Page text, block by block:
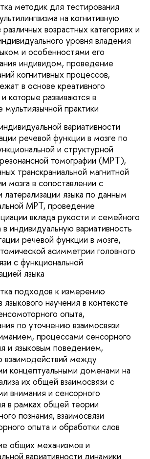
методик для тестирования
на когнитивную
возрастных категориях и
уровня владения
и особенностями его
индивидом, проведение
когнитивных процессов,
в основе креативного
которые развиваются в
мультиязычной практики
вариативности
речевой функции в мозге по
и структурной
томографии (МРТ),
транскраниальной магнитной
мозга в сопоставлении с
латерализации языка по данным
МРТ, проведение
вклада рукости и семейного
в индивидуальную вариативность
речевой функции в мозге,
асимметрии головного
с функциональной
языка
подходов к измерению
научения в контексте
опыта,
по уточнению взаимосвязи
процессами сенсорного
и языковым поведением,
взаимодействий между
концептуальными доменами на
их общей взаимосвязи с
внимания и сенсорного
в рамках общей теории
познания, взаимосвязи
опыта и обработки слов
общих механизмов и
вариативности динамики